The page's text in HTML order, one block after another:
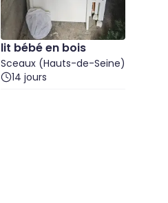
lit bébé en bois
Sceaux (Hauts-de-Seine)
14 jours